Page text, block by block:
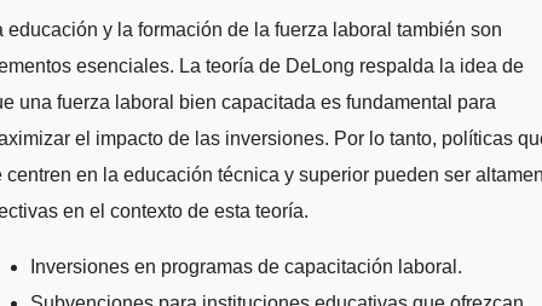
educación y la formación de la fuerza laboral también son
esenciales. La teoría de DeLong respalda la idea de
una fuerza laboral bien capacitada es fundamental para
el impacto de las inversiones. Por lo tanto, políticas
centren en la educación técnica y superior pueden ser
en el contexto de esta teoría.
Inversiones en programas de capacitación laboral.